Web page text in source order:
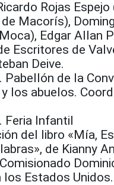
Rojas Espejo
Macorís),
Edgar Allan
Escritores de
Deive.
Pabellón de la
los abuelos.
Feria Infantil
del libro «Mía,
de Kianny
los Estados Unidos.